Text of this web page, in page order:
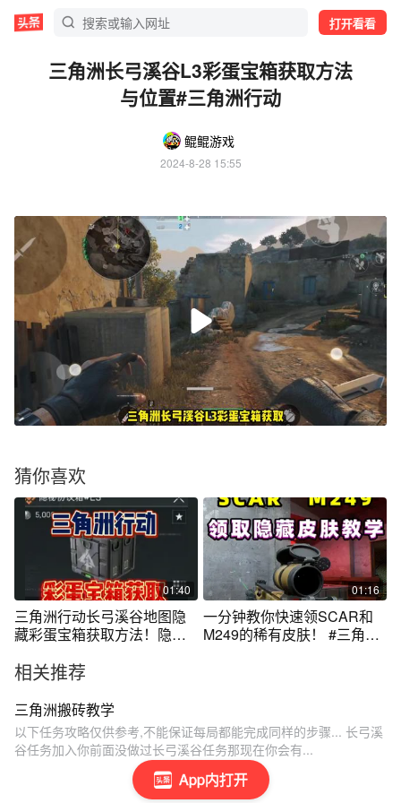
打开看看
App内打开
三角洲长弓溪谷L3彩蛋宝箱获取方法
与位置#三角洲行动
鲲鲲游戏
2024-8-28 15:55
猜你喜欢
01:40
三角洲行动长弓溪谷地图隐
藏彩蛋宝箱获取方法！隐秘
01:16
一分钟教你快速领SCAR和
M249的稀有皮肤！ #三角洲
相关推荐
三角洲搬砖教学
以下任务攻略仅供参考,不能保证每局都能完成同样的步骤... 长弓溪
谷任务加入你前面没做过长弓溪谷任务那现在你会有...